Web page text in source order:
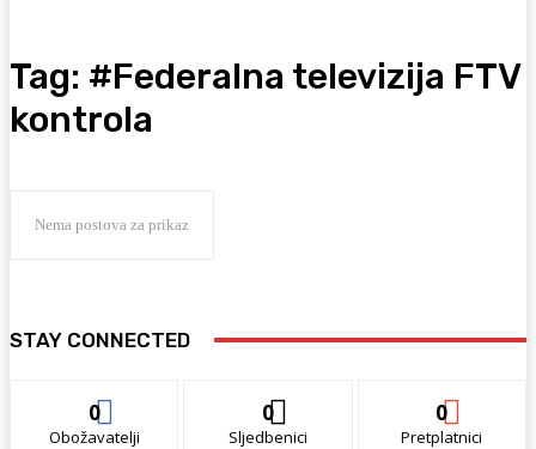
Tag: #Federalna televizija FTV
kontrola
Nema postova za prikaz
STAY CONNECTED
0
Obožavatelji
0
Sljedbenici
0
Pretplatnici